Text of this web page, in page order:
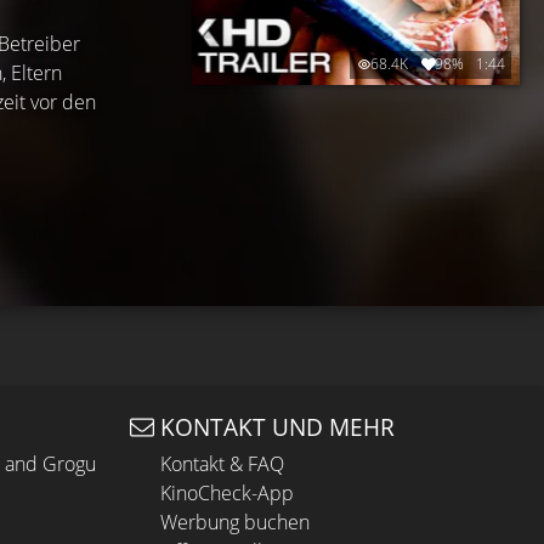
Eltern
vor den
68.4K 98% 1:44
Grogu
KONTAKT UND MEHR
Kontakt & FAQ
KinoCheck-App
Werbung buchen